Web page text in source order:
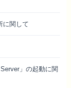
に関して
」の起動に関